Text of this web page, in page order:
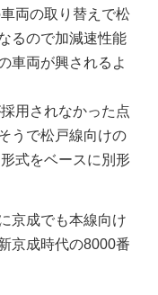
両の取り替えで松
るので加減速性能
車両が興されるよ
用されなかった点
うで松戸線向けの
式をベースに別形
京成でも本線向け
京成時代の8000番